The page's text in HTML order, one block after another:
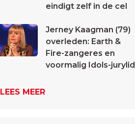
eindigt zelf in de cel
Jerney Kaagman (79)
overleden: Earth &
Fire-zangeres en
voormalig Idols-jurylid
LEES MEER